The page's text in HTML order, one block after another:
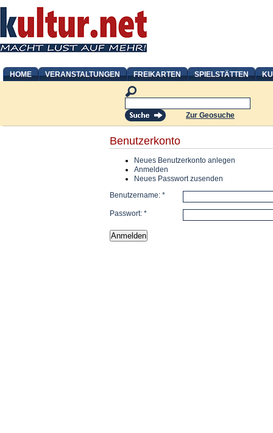
HOME VERANSTALTUNGEN FREIKARTEN SPIELSTÄTTEN
Zur Geosuche
Benutzerkonto
Neues Benutzerkonto anlegen
Anmelden
Neues Passwort zusenden
Benutzername: *
Passwort: *